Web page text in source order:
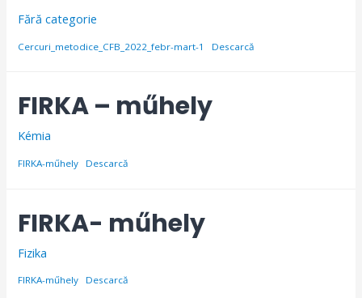
Fără categorie
Cercuri_metodice_CFB_2022_febr-mart-1 Descarcă
FIRKA – műhely
Kémia
FIRKA-műhely Descarcă
FIRKA- műhely
Fizika
FIRKA-műhely Descarcă